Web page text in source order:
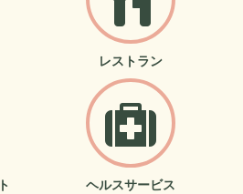
レストラン
ヘルスサービス